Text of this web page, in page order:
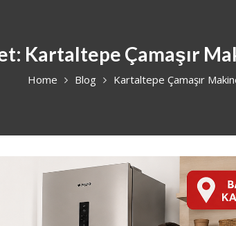
Kartaltepe Çamaşır
Home Blog Kartaltepe Çamaşır